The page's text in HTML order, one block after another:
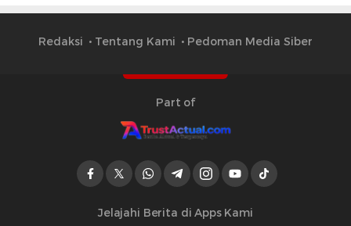
Redaksi Tentang Kami Pedoman Media Siber
Part of
Jelajahi Berita di Apps Kami